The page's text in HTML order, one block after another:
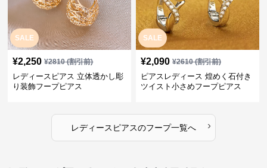
SALE
¥2,250 ¥2810(割引前)
レディースピアス 立体透かし彫
り装飾フープピアス
SALE
¥2,090 ¥2610(割引前)
ピアスレディース 煌めく石付き
ツイスト小さめフープピアス
レディースピアスのフープ一覧へ ›